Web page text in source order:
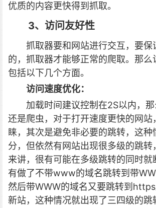
优质的内容更快得到抓取。
3、访问友好性
抓取器要和网站进行交互，要保
的，抓取器才能够正常的爬取。那么
包括以下几个方面。
访问速度优化：
加载时间建议控制在2S以内，
还是爬虫，对于打开速度更快的网站
睐，其次是避免非必要的跳转，这种
分，但依然有网站出现很多级的跳转
来讲，很有可能在多级跳转的同时就
有做了不带www的域名跳转到带
然后带WWW的域名又要跳转到
新站，这种情况就出现了三四级的跳